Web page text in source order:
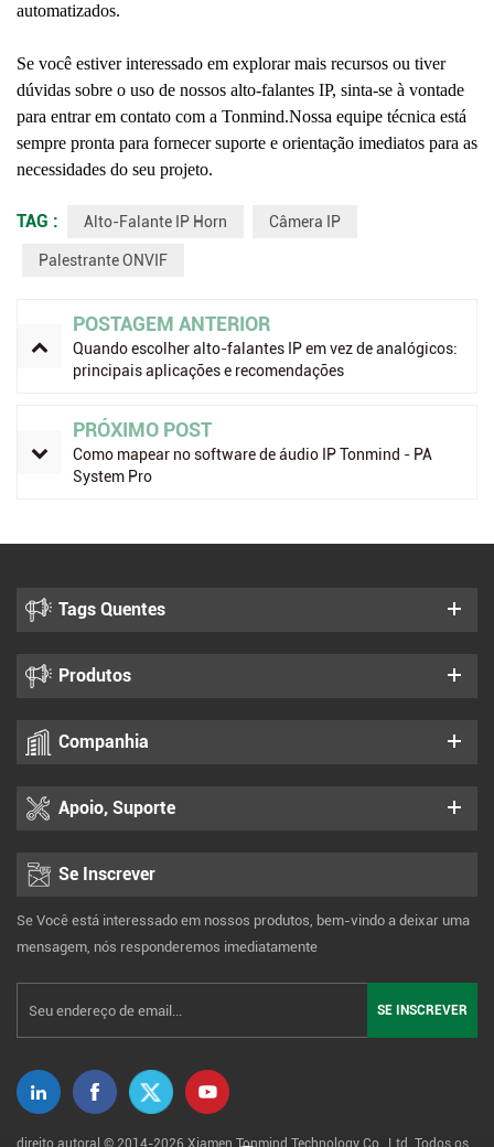
automatizados.
Se você estiver interessado em explorar mais recursos ou tiver
dúvidas sobre o uso de nossos alto-falantes IP, sinta-se à vontade
para entrar em contato com a Tonmind.Nossa equipe técnica está
sempre pronta para fornecer suporte e orientação imediatos para as
necessidades do seu projeto.
TAG : Alto-Falante IP Horn Câmera IP
Palestrante ONVIF
POSTAGEM ANTERIOR
Quando escolher alto-falantes IP em vez de analógicos:
principais aplicações e recomendações
PRÓXIMO POST
Como mapear no software de áudio IP Tonmind - PA
System Pro
Tags Quentes
Produtos
Companhia
Apoio, Suporte
Se Inscrever
Se Você está interessado em nossos produtos, bem-vindo a deixar uma
mensagem, nós responderemos imediatamente